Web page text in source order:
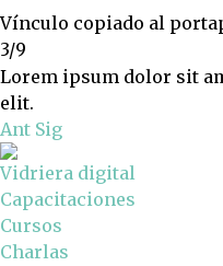
Vínculo copiado al
3/9
Lorem ipsum dolor sit
elit.
Ant Sig
Vidriera digital
Capacitaciones
Cursos
Charlas